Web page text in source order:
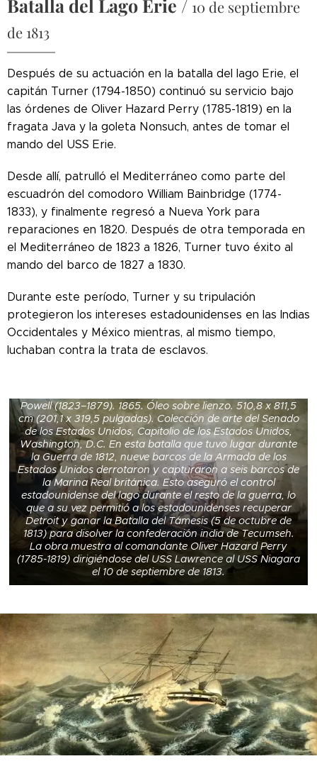
Batalla del Lago Erie / 10 de septiembre
de 1813
Después de su actuación en la batalla del lago Erie, el
capitán Turner (1794-1850) continuó su servicio bajo
las órdenes de Oliver Hazard Perry (1785-1819) en la
fragata Java y la goleta Nonsuch, antes de tomar el
mando del USS Erie.
Desde allí, patrulló el Mediterráneo como parte del
escuadrón del comodoro William Bainbridge (1774-
1833), y finalmente regresó a Nueva York para
reparaciones en 1820. Después de otra temporada en
el Mediterráneo de 1823 a 1826, Turner tuvo éxito al
mando del barco de 1827 a 1830.
Durante este período, Turner y su tripulación
protegieron los intereses estadounidenses en las Indias
Occidentales y México mientras, al mismo tiempo,
luchaban contra la trata de esclavos.
Powell (1823–1879). 1865. Óleo sobre lienzo. 510,8 x 811,5
cm (201,1 x 319,5 pulgadas). Colección de arte del Senado
de los Estados Unidos, Capitolio de los Estados Unidos,
Washington, D.C. En esta batalla que tuvo lugar durante
la Guerra de 1812, nueve barcos de la Armada de los
Estados Unidos derrotaron y capturaron a seis barcos de
la Marina Real británica. Esto aseguró el control
estadounidense del lago durante el resto de la guerra, lo
que a su vez permitió a los estadounidenses recuperar
Detroit y ganar la Batalla del Támesis (5 de octubre de
1813) para disolver la confederación india de Tecumseh.
La obra muestra al comandante Oliver Hazard Perry
(1785-1819) dirigiéndose del USS Lawrence al USS Niagara
el 10 de septiembre de 1813.